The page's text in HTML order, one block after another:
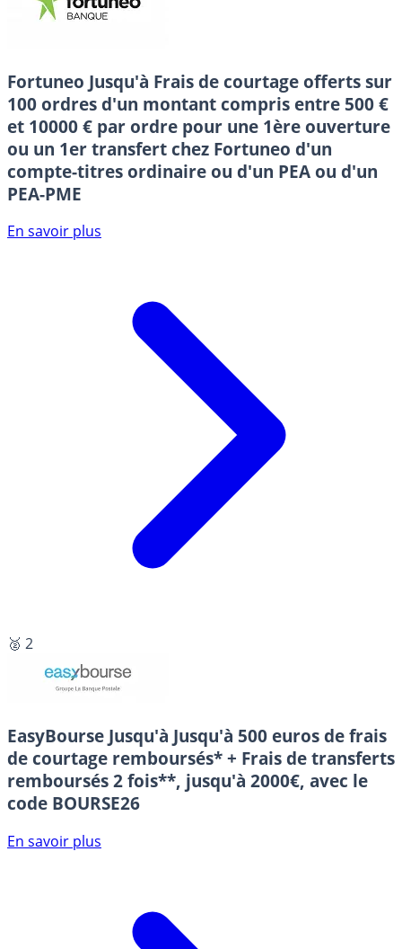
Fortuneo Jusqu'à Frais de courtage offerts sur
100 ordres d'un montant compris entre 500 €
et 10000 € par ordre pour une 1ère ouverture
ou un 1er transfert chez Fortuneo d'un
compte-titres ordinaire ou d'un PEA ou d'un
PEA-PME
En savoir plus
🥈 2
EasyBourse Jusqu'à Jusqu'à 500 euros de frais
de courtage remboursés* + Frais de transferts
remboursés 2 fois**, jusqu'à 2000€, avec le
code BOURSE26
En savoir plus